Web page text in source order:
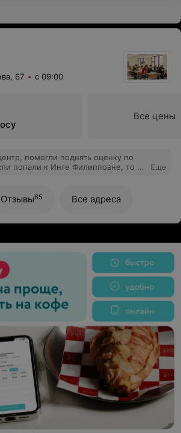
67 с 09:00
Все цены
помогли поднять оценку по
попали к Инге Филипповне, то у
Еще
Отзывы65 Все адреса